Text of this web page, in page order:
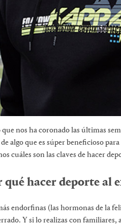
nos ha coronado las últimas
algo que es súper beneficioso
cuáles son las claves de hacer
qué hacer deporte al
endorfinas (las hormonas de la
Y si lo realizas con familiares,